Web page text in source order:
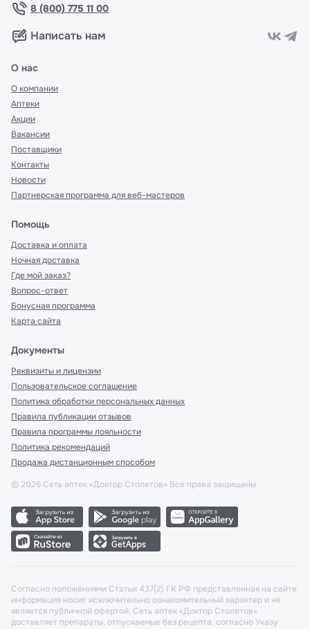
8 (800) 775 11 00
Написать нам
О нас
О компании
Аптеки
Акции
Вакансии
Поставщики
Контакты
Новости
Партнерская программа для веб-мастеров
Помощь
Доставка и оплата
Ночная доставка
Где мой заказ?
Вопрос-ответ
Бонусная программа
Карта сайта
Документы
Реквизиты и лицензии
Пользовательское соглашение
Политика обработки персональных данных
Правила публикации отзывов
Правила программы лояльности
Политика рекомендаций
Продажа дистанционным способом
© 2026 Сеть аптек «Доктор Столетов» Все права защищены
Согласно положениями Статьи 437(2) ГК РФ представленная на сайте
информация носит исключительно ознакомительный характер и не
является публичной офертой. Сеть аптек «Доктор Столетов»
доставляет препараты, отпускаемые без рецепта, согласно Указу